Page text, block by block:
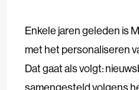
Enkele jaren geleden is
met het personaliseren
Dat gaat als volgt: